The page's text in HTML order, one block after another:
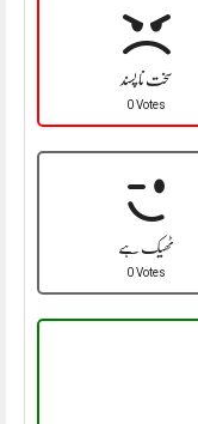
سخت نا پسند
0 Votes
ٹھیک ہے
0 Votes